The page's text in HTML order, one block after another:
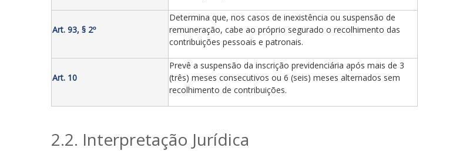
Art. 93, § 2º
Determina que, nos casos de inexistência ou suspensão de
remuneração, cabe ao próprio segurado o recolhimento das
contribuições pessoais e patronais.
Art. 10
Prevê a suspensão da inscrição previdenciária após mais de 3
(três) meses consecutivos ou 6 (seis) meses alternados sem
recolhimento de contribuições.
2.2. Interpretação Jurídica